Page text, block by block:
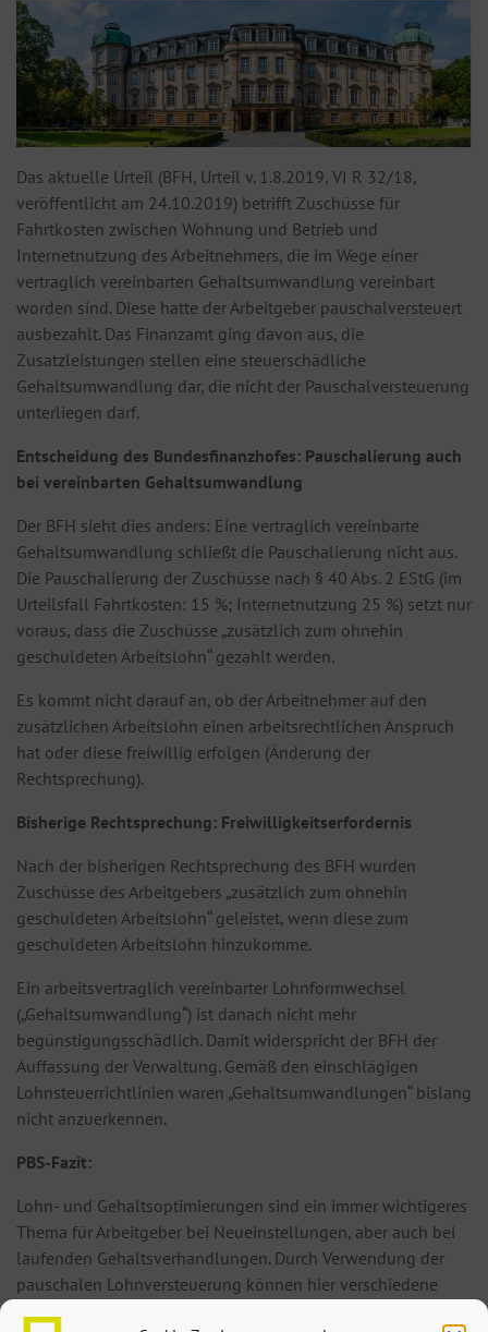
Das aktuelle Urteil (BFH, Urteil v. 1.8.2019, VI R 32/18,
veröffentlicht am 24.10.2019) betrifft Zuschüsse für
Fahrtkosten zwischen Wohnung und Betrieb und
Internetnutzung des Arbeitnehmers, die im Wege einer
vertraglich vereinbarten Gehaltsumwandlung vereinbart
worden sind. Diese hatte der Arbeitgeber pauschalversteuert
ausbezahlt. Das Finanzamt ging davon aus, die
Zusatzleistungen stellen eine steuerschädliche
Gehaltsumwandlung dar, die nicht der Pauschalversteuerung
unterliegen darf.
Entscheidung des Bundesfinanzhofes: Pauschalierung auch
bei vereinbarten Gehaltsumwandlung
Der BFH sieht dies anders: Eine vertraglich vereinbarte
Gehaltsumwandlung schließt die Pauschalierung nicht aus.
Die Pauschalierung der Zuschüsse nach § 40 Abs. 2 EStG (im
Urteilsfall Fahrtkosten: 15 %; Internetnutzung 25 %) setzt nur
voraus, dass die Zuschüsse „zusätzlich zum ohnehin
geschuldeten Arbeitslohn“ gezahlt werden.
Es kommt nicht darauf an, ob der Arbeitnehmer auf den
zusätzlichen Arbeitslohn einen arbeitsrechtlichen Anspruch
hat oder diese freiwillig erfolgen (Änderung der
Rechtsprechung).
Bisherige Rechtsprechung: Freiwilligkeitserfordernis
Nach der bisherigen Rechtsprechung des BFH wurden
Zuschüsse des Arbeitgebers „zusätzlich zum ohnehin
geschuldeten Arbeitslohn“ geleistet, wenn diese zum
geschuldeten Arbeitslohn hinzukomme.
Ein arbeitsvertraglich vereinbarter Lohnformwechsel
(„Gehaltsumwandlung“) ist danach nicht mehr
begünstigungsschädlich. Damit widerspricht der BFH der
Auffassung der Verwaltung. Gemäß den einschlägigen
Lohnsteuerrichtlinien waren „Gehaltsumwandlungen“ bislang
nicht anzuerkennen.
PBS-Fazit:
Lohn- und Gehaltsoptimierungen sind ein immer wichtigeres
Thema für Arbeitgeber bei Neueinstellungen, aber auch bei
laufenden Gehaltsverhandlungen. Durch Verwendung der
pauschalen Lohnversteuerung können hier verschiedene